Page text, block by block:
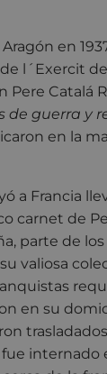
en
l´Exercit
Catalá
de guerra y
en la
a Francia
carnet de
parte de
valiosa
en su
fue internado